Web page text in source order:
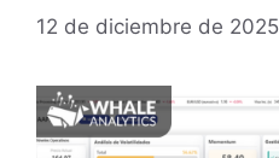
12 de diciembre de 2025